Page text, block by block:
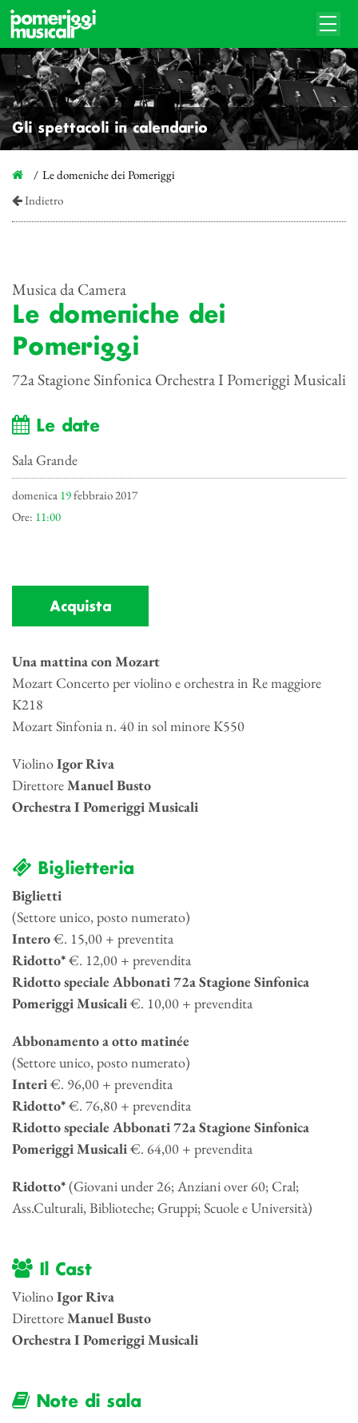
Gli spettacoli in calendario
Le domeniche dei Pomeriggi
Indietro
Musica da Camera
Le domeniche dei
Pomeriggi
72a Stagione Sinfonica Orchestra I Pomeriggi Musicali
Le date
Sala Grande
domenica 19febbraio 2017
Ore: 11:00
Acquista
Una mattina con Mozart
Mozart Concerto per violino e orchestra in Re maggiore
K218
Mozart Sinfonia n. 40 in sol minore K550
ViolinoIgor Riva
DirettoreManuel Busto
Orchestra I Pomeriggi Musicali
Biglietteria
Biglietti
(Settore unico, posto numerato)
Intero€. 15,00 + preventita
Ridotto*€. 12,00 + prevendita
Ridotto speciale Abbonati 72a Stagione Sinfonica
Pomeriggi Musicali€. 10,00 + prevendita
Abbonamento a otto matinée
(Settore unico, posto numerato)
Interi€. 96,00 + prevendita
Ridotto*€. 76,80 + prevendita
Ridotto speciale Abbonati 72a Stagione Sinfonica
Pomeriggi Musicali€. 64,00 + prevendita
Ridotto*(Giovani under 26; Anziani over 60; Cral;
Ass.Culturali, Biblioteche; Gruppi; Scuole e Università)
Il Cast
ViolinoIgor Riva
DirettoreManuel Busto
Orchestra I Pomeriggi Musicali
Note di sala